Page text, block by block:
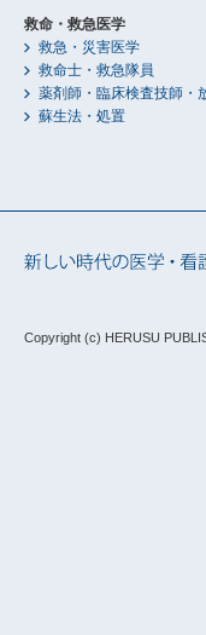
救命・救急医学
救急・災害医学
救命士・救急隊員
薬剤師・臨床検査技師・
蘇生法・処置
Copyright (c) HERUSU